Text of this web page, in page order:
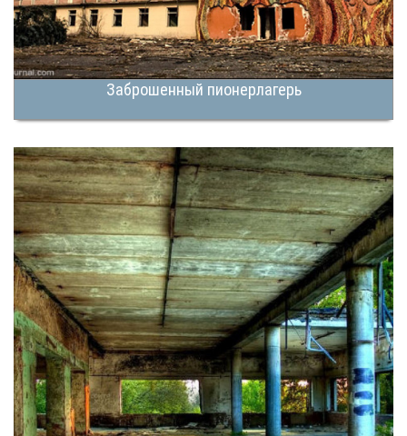
Заброшенный пионерлагерь